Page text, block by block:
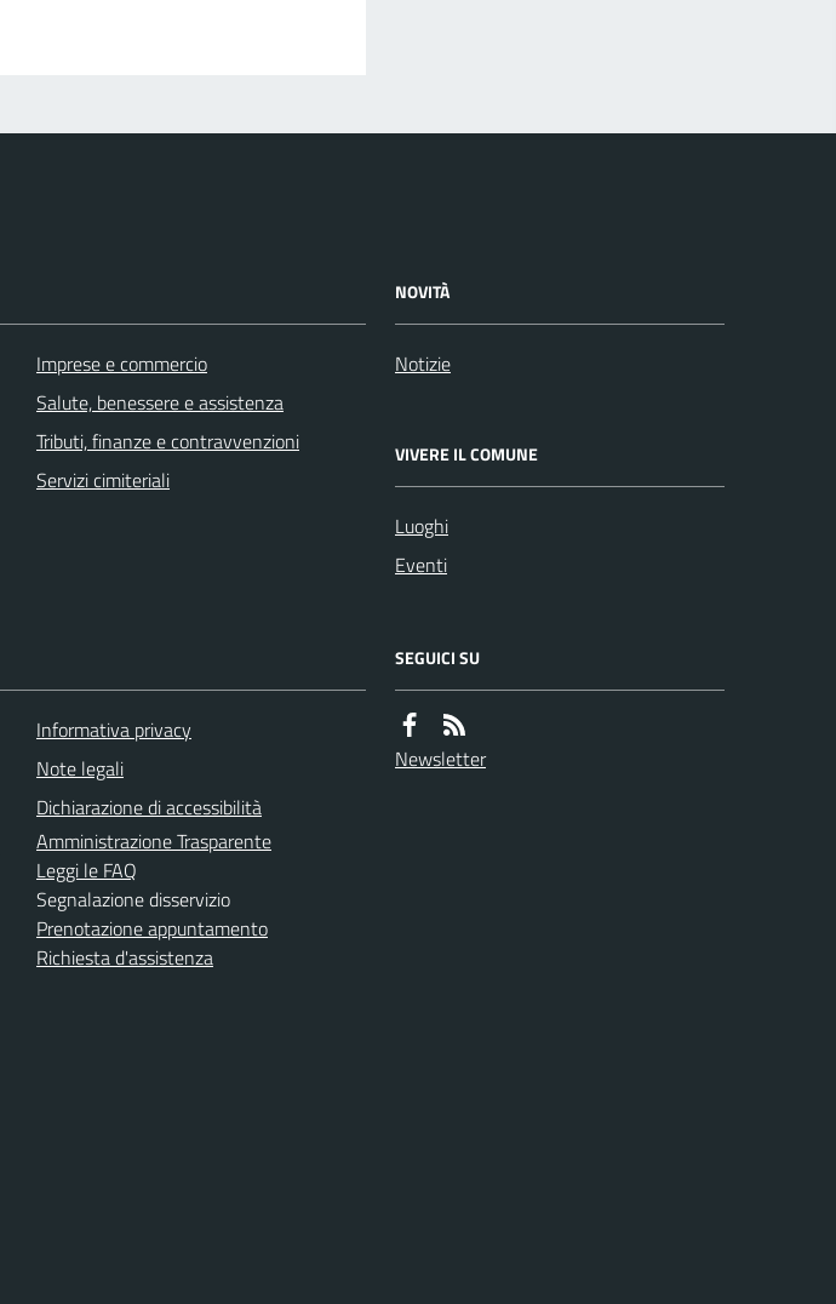
Imprese e commercio
Salute, benessere e assistenza
Tributi, finanze e contravvenzioni
Servizi cimiteriali
NOVITÀ
Notizie
VIVERE IL COMUNE
Luoghi
Eventi
Informativa privacy
Note legali
Dichiarazione di accessibilità
Amministrazione Trasparente
Leggi le FAQ
Segnalazione disservizio
Prenotazione appuntamento
Richiesta d'assistenza
SEGUICI SU
Newsletter